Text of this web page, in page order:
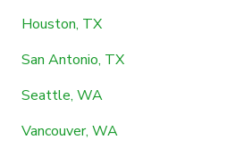
Houston, TX
San Antonio, TX
Seattle, WA
Vancouver, WA